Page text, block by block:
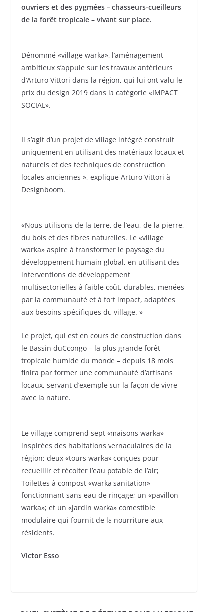
ouvriers et des pygmées – chasseurs-cueilleurs
de la forêt tropicale – vivant sur place.
Dénommé «village warka», l’aménagement
ambitieux s’appuie sur les travaux antérieurs
d’Arturo Vittori dans la région, qui lui ont valu le
prix du design 2019 dans la catégorie «IMPACT
SOCIAL».
Il s’agit d’un projet de village intégré construit
uniquement en utilisant des matériaux locaux et
naturels et des techniques de construction
locales anciennes », explique Arturo Vittori à
Designboom.
«Nous utilisons de la terre, de l’eau, de la pierre,
du bois et des fibres naturelles. Le «village
warka» aspire à transformer le paysage du
développement humain global, en utilisant des
interventions de développement
multisectorielles à faible coût, durables, menées
par la communauté et à fort impact, adaptées
aux besoins spécifiques du village. »
Le projet, qui est en cours de construction dans
le Bassin duCcongo – la plus grande forêt
tropicale humide du monde – depuis 18 mois
finira par former une communauté d’artisans
locaux, servant d’exemple sur la façon de vivre
avec la nature.
Le village comprend sept «maisons warka»
inspirées des habitations vernaculaires de la
région; deux «tours warka» conçues pour
recueillir et récolter l’eau potable de l’air;
Toilettes à compost «warka sanitation»
fonctionnant sans eau de rinçage; un «pavillon
warka»; et un «jardin warka» comestible
modulaire qui fournit de la nourriture aux
résidents.
Victor Esso